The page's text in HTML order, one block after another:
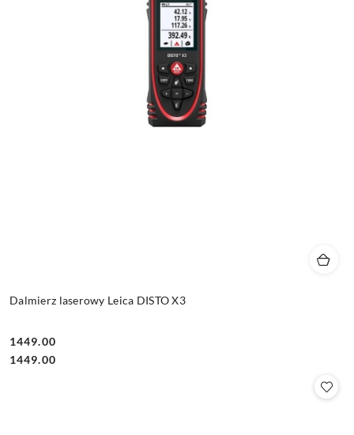
Dalmierz laserowy Leica DISTO X3
Cena:
1449.00
Cena:
1449.00